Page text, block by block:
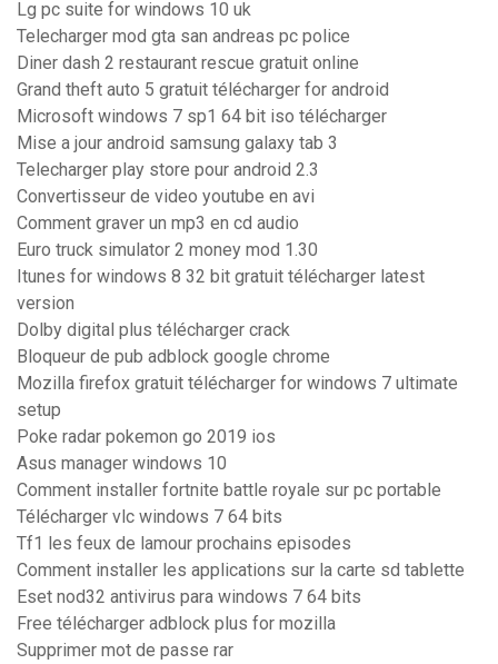
Lg pc suite for windows 10 uk
Telecharger mod gta san andreas pc police
Diner dash 2 restaurant rescue gratuit online
Grand theft auto 5 gratuit télécharger for android
Microsoft windows 7 sp1 64 bit iso télécharger
Mise a jour android samsung galaxy tab 3
Telecharger play store pour android 2.3
Convertisseur de video youtube en avi
Comment graver un mp3 en cd audio
Euro truck simulator 2 money mod 1.30
Itunes for windows 8 32 bit gratuit télécharger latest
version
Dolby digital plus télécharger crack
Bloqueur de pub adblock google chrome
Mozilla firefox gratuit télécharger for windows 7 ultimate
setup
Poke radar pokemon go 2019 ios
Asus manager windows 10
Comment installer fortnite battle royale sur pc portable
Télécharger vlc windows 7 64 bits
Tf1 les feux de lamour prochains episodes
Comment installer les applications sur la carte sd tablette
Eset nod32 antivirus para windows 7 64 bits
Free télécharger adblock plus for mozilla
Supprimer mot de passe rar